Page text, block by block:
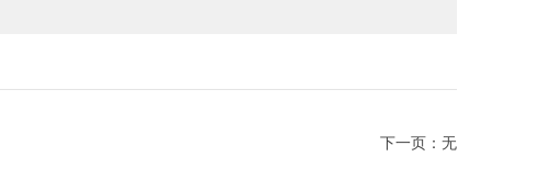
下一页：无